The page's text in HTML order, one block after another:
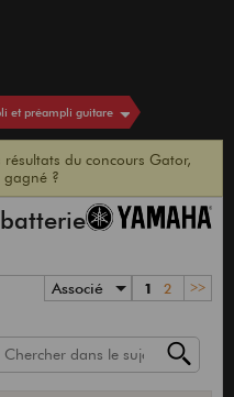
et préampli guitare
du concours Gator,
gagné ?
Associé 1 2 >>